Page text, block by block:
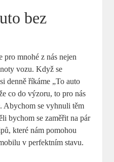
bez
pro mnohé z nás nejen
vozu. Když se
denně říkáme „To auto
co do výzoru, to pro nás
Abychom se vyhnuli těm
bychom se zaměřit na pár
které nám pomohou
v perfektním stavu.